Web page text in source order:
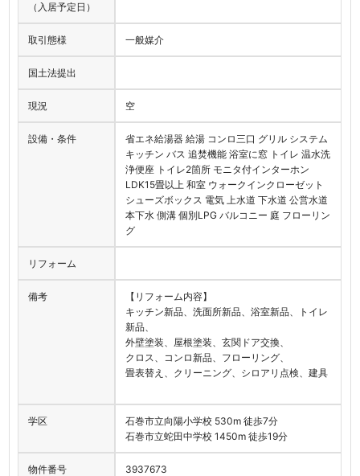
（入居予定日）
取引態様 一般媒介
国土法提出
現況 空
設備・条件
省エネ給湯器 給湯 コンロ三口 グリル システム
キッチン バス 追焚機能 浴室に窓 トイレ 温水洗
浄便座 トイレ2箇所 モニタ付インターホン
LDK15畳以上 和室 ウォークインクローゼット
シューズボックス 電気 上水道 下水道 公営水道
本下水 側溝 個別LPG バルコニー 庭 フローリン
グ
リフォーム
備考
【リフォーム内容】
キッチン新品、洗面所新品、浴室新品、トイレ
新品、
外壁塗装、屋根塗装、玄関ドア交換、
クロス、コンロ新品、フローリング、
畳表替え、クリーニング、シロアリ点検、建具
学区
石巻市立向陽小学校 530m 徒歩7分
石巻市立蛇田中学校 1450m 徒歩19分
物件番号 3937673